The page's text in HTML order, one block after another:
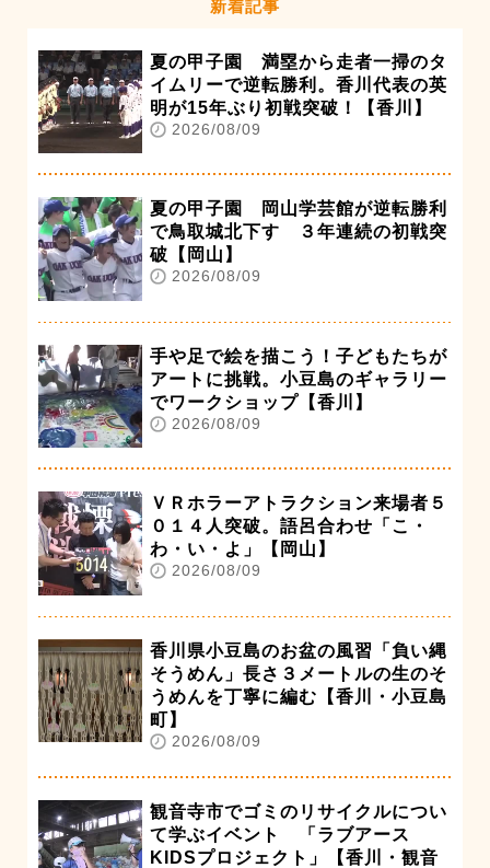
新着記事
夏の甲子園 満塁から走者一掃のタ
イムリーで逆転勝利。香川代表の英
明が15年ぶり初戦突破！【香川】
2026/08/09
夏の甲子園 岡山学芸館が逆転勝利
で鳥取城北下す ３年連続の初戦突
破【岡山】
2026/08/09
手や足で絵を描こう！子どもたちが
アートに挑戦。小豆島のギャラリー
でワークショップ【香川】
2026/08/09
ＶＲホラーアトラクション来場者５
０１４人突破。語呂合わせ「こ・
わ・い・よ」【岡山】
2026/08/09
香川県小豆島のお盆の風習「負い縄
そうめん」長さ３メートルの生のそ
うめんを丁寧に編む【香川・小豆島
町】
2026/08/09
観音寺市でゴミのリサイクルについ
て学ぶイベント 「ラブアース
KIDSプロジェクト」【香川・観音